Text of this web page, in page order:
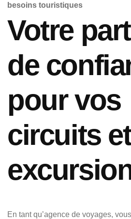
besoins touristiques
Votre
de
pour vos
circuits et
En tant qu’agence de voyages,